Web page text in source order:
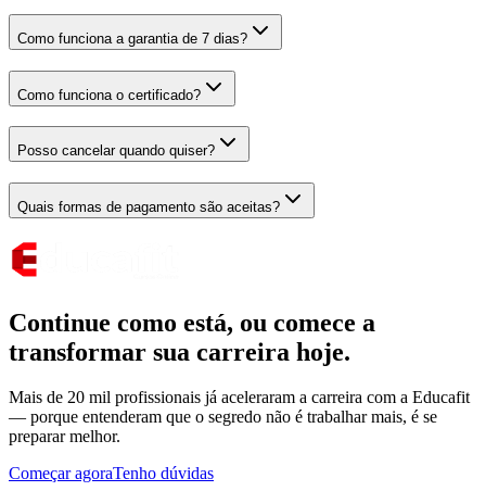
Como funciona a garantia de 7 dias?
Como funciona o certificado?
Posso cancelar quando quiser?
Quais formas de pagamento são aceitas?
Continue como está, ou comece a
transformar sua carreira hoje.
Mais de 20 mil profissionais já aceleraram a carreira com a Educafit
— porque entenderam que o segredo não é trabalhar mais, é se
preparar melhor.
Começar agoraTenho dúvidas